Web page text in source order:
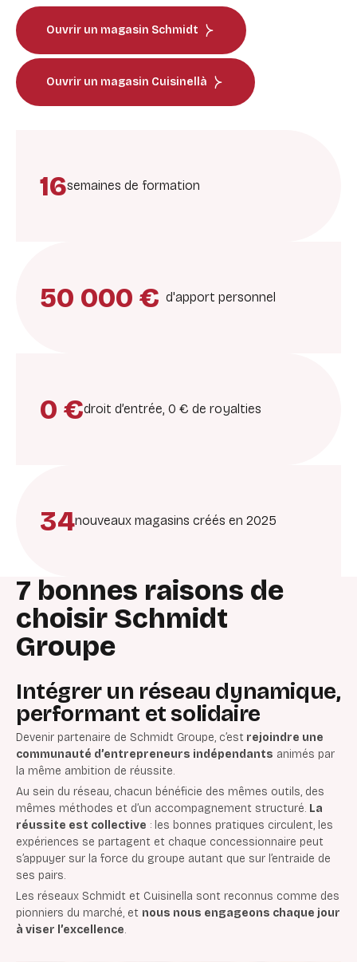
Ouvrir un magasin Schmidt
Ouvrir un magasin Cuisinellà
16semaines de formation
50 000 € d'apport personnel
0 €droit d’entrée, 0 € de royalties
34nouveaux magasins créés en 2025
7 bonnes raisons de
choisir Schmidt
Groupe
Intégrer un réseau dynamique,
performant et solidaire
Devenir partenaire de Schmidt Groupe, c’est rejoindre une
communauté d’entrepreneurs indépendants animés par
la même ambition de réussite.
Au sein du réseau, chacun bénéficie des mêmes outils, des
mêmes méthodes et d’un accompagnement structuré. La
réussite est collective : les bonnes pratiques circulent, les
expériences se partagent et chaque concessionnaire peut
s’appuyer sur la force du groupe autant que sur l’entraide de
ses pairs.
Les réseaux Schmidt et Cuisinella sont reconnus comme des
pionniers du marché, et nous nous engageons chaque jour
à viser l’excellence.